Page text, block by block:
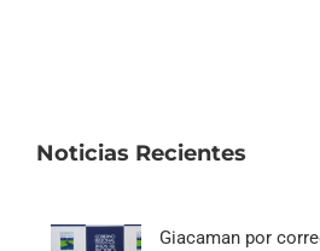
Noticias Recientes
Giacaman por